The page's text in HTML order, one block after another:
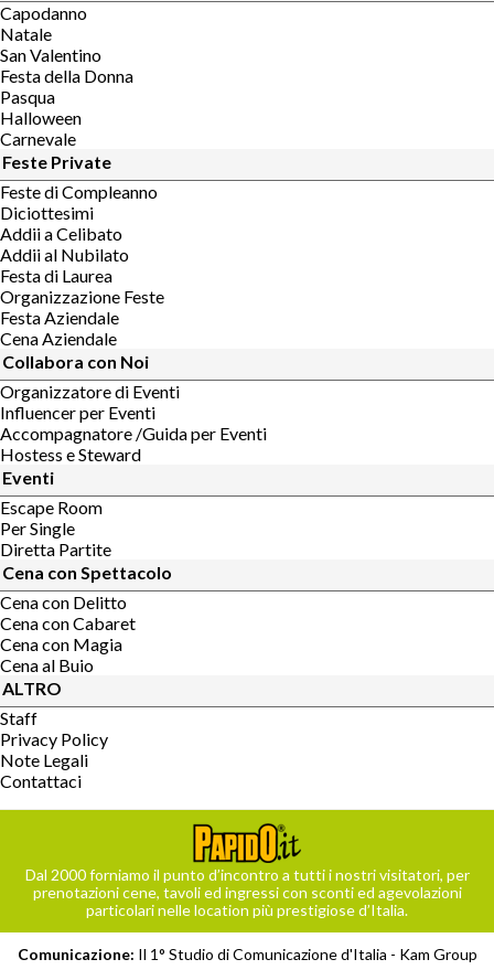
Capodanno
Natale
San Valentino
Festa della Donna
Pasqua
Halloween
Carnevale
Feste Private
Feste di Compleanno
Diciottesimi
Addii a Celibato
Addii al Nubilato
Festa di Laurea
Organizzazione Feste
Festa Aziendale
Cena Aziendale
Collabora con Noi
Organizzatore di Eventi
Influencer per Eventi
Accompagnatore /Guida per Eventi
Hostess e Steward
Eventi
Escape Room
Per Single
Diretta Partite
Cena con Spettacolo
Cena con Delitto
Cena con Cabaret
Cena con Magia
Cena al Buio
ALTRO
Staff
Privacy Policy
Note Legali
Contattaci
Dal 2000 forniamo il punto d’incontro a tutti i nostri visitatori, per
prenotazioni cene, tavoli ed ingressi con sconti ed agevolazioni
particolari nelle location più prestigiose d’Italia.
Comunicazione: Il 1° Studio di Comunicazione d'Italia - Kam Group